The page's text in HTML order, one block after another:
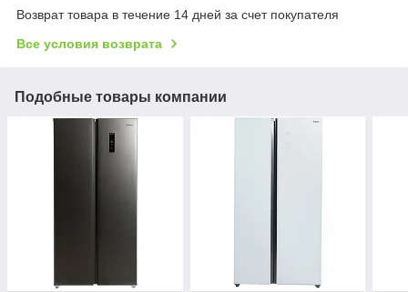
Возврат товара в течение 14 дней за счет покупателя
Все условия возврата
Подобные товары компании